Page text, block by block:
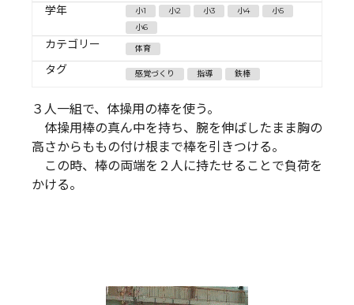
学年 小1 小2 小3 小4
小5
小6
カテゴリー 体育
タグ 感覚づくり 指導 鉄棒
３人一組で、体操用の棒を使う。
体操用棒の真ん中を持ち、腕を伸ばしたまま胸の
高さからももの付け根まで棒を引きつける。
この時、棒の両端を２人に持たせることで負荷を
かける。